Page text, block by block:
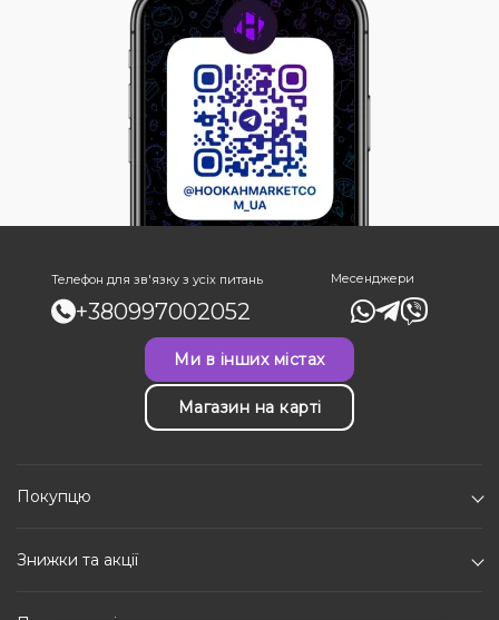
Телефон для зв'язку з усіх питань
+380997002052
Месенджери
Ми в інших містах
Магазин на карті
Покупцю
Знижки та акції